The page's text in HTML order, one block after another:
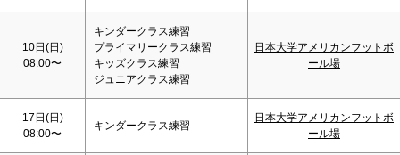
10日(日)
08:00〜
キンダークラス練習
プライマリークラス練習
キッズクラス練習
ジュニアクラス練習
日本大学アメリカンフットボ
ール場
17日(日)
08:00〜
キンダークラス練習
日本大学アメリカンフットボ
ール場